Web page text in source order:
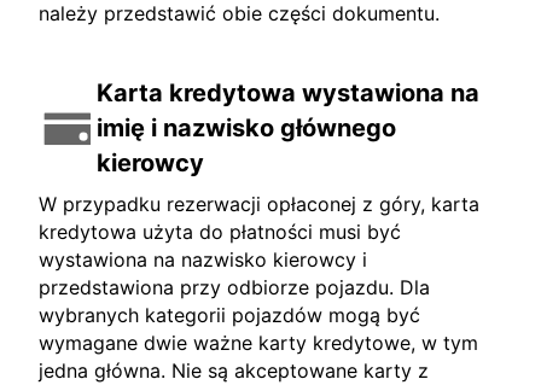
należy przedstawić obie części dokumentu.
Karta kredytowa wystawiona na
imię i nazwisko głównego
kierowcy
W przypadku rezerwacji opłaconej z góry, karta
kredytowa użyta do płatności musi być
wystawiona na nazwisko kierowcy i
przedstawiona przy odbiorze pojazdu. Dla
wybranych kategorii pojazdów mogą być
wymagane dwie ważne karty kredytowe, w tym
jedna główna. Nie są akceptowane karty z